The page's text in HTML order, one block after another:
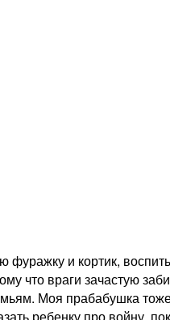
и кортик,
что враги зачастую
Моя прабабушка
ребенку про войну,